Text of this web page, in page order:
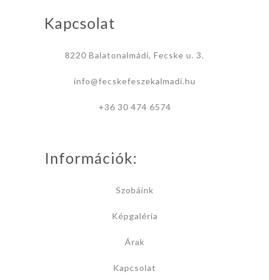
Kapcsolat
8220 Balatonalmádi, Fecske u. 3.
info@fecskefeszekalmadi.hu
+36 30 474 6574
Információk:
Szobáink
Képgaléria
Árak
Kapcsolat